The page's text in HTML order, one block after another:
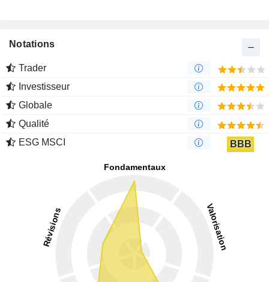
Notations
Trader
Investisseur
Globale
Qualité
ESG MSCI
BBB